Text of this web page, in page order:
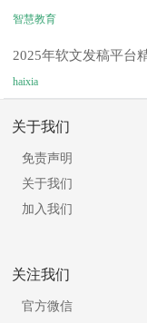
智慧教育
2025年软文发稿平台
haixia
关于我们
免责声明
关于我们
加入我们
关注我们
官方微信